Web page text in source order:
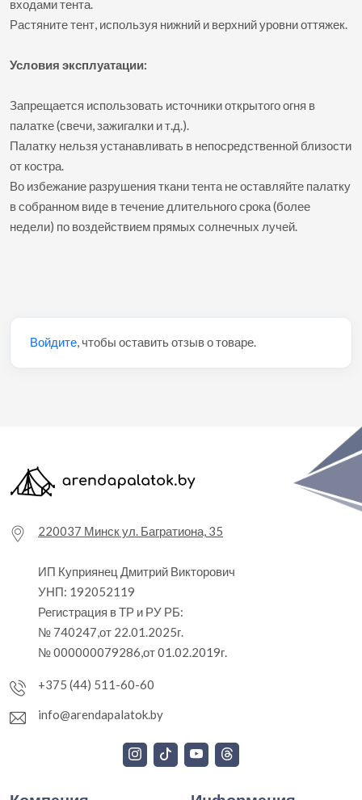
входами тента.
Растяните тент, используя нижний и верхний уровни оттяжек.
Условия эксплуатации:
Запрещается использовать источники открытого огня в
палатке (свечи, зажигалки и т.д.).
Палатку нельзя устанавливать в непосредственной близости
от костра.
Во избежание разрушения ткани тента не оставляйте палатку
в собранном виде в течение длительного срока (более
недели) по воздействием прямых солнечных лучей.
Войдите, чтобы оставить отзыв о товаре.
220037 Минск ул. Багратиона, 35
ИП Куприянец Дмитрий Викторович
УНП: 192052119
Регистрация в ТР и РУ РБ:
№ 740247,от 22.01.2025г.
№ 000000079286,от 01.02.2019г.
+375 (44) 511-60-60
info@arendapalatok.by